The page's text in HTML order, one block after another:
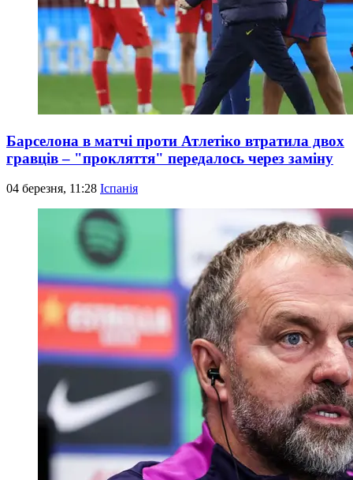
Барселона в матчі проти Атлетіко втратила двох
гравців – "прокляття" передалось через заміну
04 березня, 11:28 Іспанія